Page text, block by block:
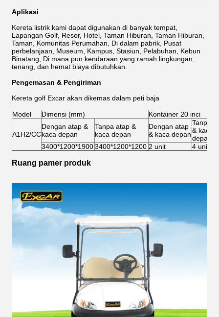
Aplikasi
Kereta listrik kami dapat digunakan di banyak tempat,
Lapangan Golf, Resor, Hotel, Taman Hiburan, Taman Hiburan,
Taman, Komunitas Perumahan, Di dalam pabrik, Pusat
perbelanjaan, Museum, Kampus, Stasiun, Pelabuhan, Kebun
Binatang, Di mana pun kendaraan yang ramah lingkungan,
tenang, dan hemat biaya dibutuhkan.
Pengemasan & Pengiriman
Kereta golf Excar akan dikemas dalam peti baja
Model Dimensi (mm) Kontainer 20 inci
A1H2/CC
Dengan atap &
kaca depan
Tanpa atap &
kaca depan
Dengan atap
& kaca depan
Tanpa
& kaca
depan
3400*1200*19003400*1200*1200 2 unit 4 unit
Ruang pamer produk